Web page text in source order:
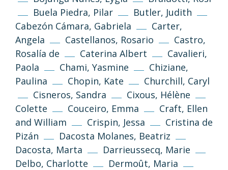
Buela Piedra, Pilar
Butler, Judith
Cabezón Cámara, Gabriela
Carter,
Angela
Castellanos, Rosario
Castro,
Rosalía de
Caterina Albert
Cavalieri,
Paola
Chami, Yasmine
Chiziane,
Paulina
Chopin, Kate
Churchill, Caryl
Cisneros, Sandra
Cixous, Hélène
Colette
Couceiro, Emma
Craft, Ellen
and William
Crispin, Jessa
Cristina de
Pizán
Dacosta Molanes, Beatriz
Dacosta, Marta
Darrieussecq, Marie
Delbo, Charlotte
Dermoût, Maria